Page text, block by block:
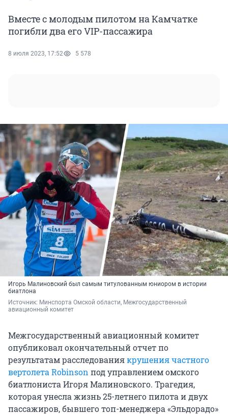
Вместе с молодым пилотом на Камчатке
погибли два его VIP-пассажира
8 июля 2023, 17:52 5 578
Игорь Малиновский был самым титулованным юниором в истории
биатлона
Источник: Минспорта Омской области, Межгосударственный
авиационный комитет
Межгосударственный авиационный комитет
опубликовал окончательный отчет по
результатам расследованиякрушения частного
вертолета Robinson под управлением омского
биатлониста Игоря Малиновского. Трагедия,
которая унесла жизнь 25-летнего пилота и двух
пассажиров, бывшего топ-менеджера «Эльдорадо»